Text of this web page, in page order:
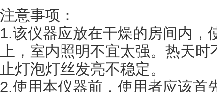
注意事项：
1.该仪器应放在干燥的房间内，
上，室内照明不宜太强。热天
止灯泡灯丝发亮不稳定。
2.使用本仪器前，使用者应该首